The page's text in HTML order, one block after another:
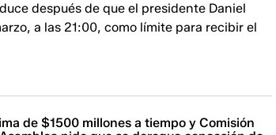
después de que el presidente Daniel
a las 21:00, como límite para recibir el
de $1500 millones a tiempo y Comisión